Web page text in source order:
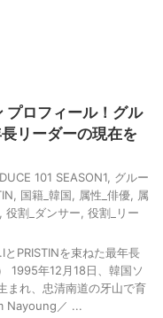
プロフィール！グル
リーダーの現在を
101 SEASON1 グルー
国籍_韓国 属性_俳優
属
役割_ダンサー 役割_リー
とPRISTINを束ねた最年長
1995年12月18日、韓国ソ
まれ、忠清南道の牙山で育
Nayoung／ ...